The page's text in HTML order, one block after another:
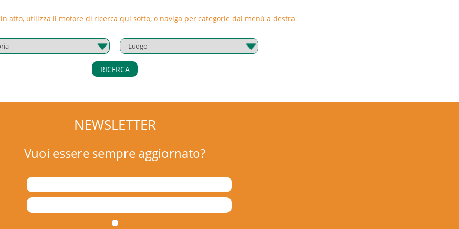
diretto o indiretto con le sostanze alimentari.
atto, utilizza il motore di ricerca qui sotto, o naviga per categorie dal menù a destra
RICERCA
NEWSLETTER
Vuoi essere sempre aggiornato?